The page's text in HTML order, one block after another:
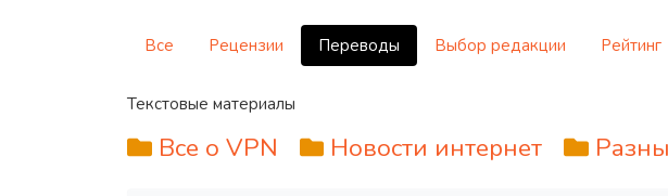
Все Рецензии Переводы Выбор редакции Рейтинг
Текстовые материалы
Все о VPN Новости интернет